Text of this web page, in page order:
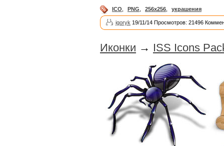
ICO PNG 256x256 украшения
igoryk 19/11/14 Просмотров: 21496
Иконки → ISS Icons